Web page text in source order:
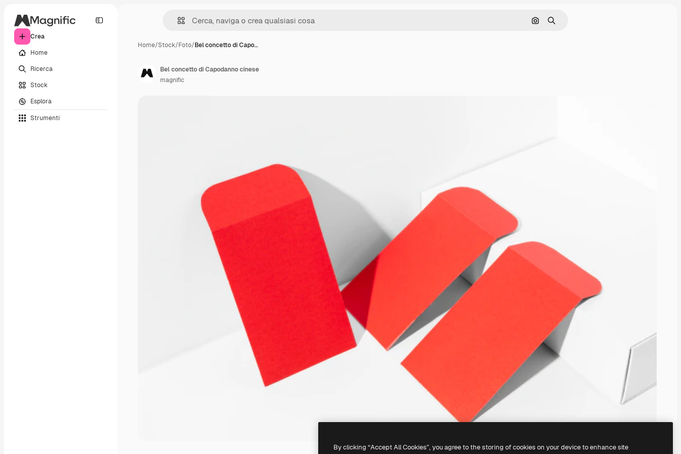
Crea
Home
Ricerca
Stock
Esplora
Strumenti
Cerca per immagine
Ricerca
Home/Stock/Foto/Bel concetto di Capo…
Bel concetto di Capodanno cinese
magnific
By clicking “Accept All Cookies”, you agree to the storing of cookies on your device to enhance site